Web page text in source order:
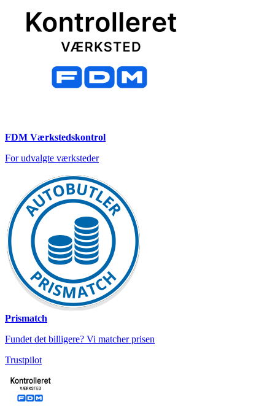
FDM Værkstedskontrol
For udvalgte værksteder
Prismatch
Fundet det billigere? Vi matcher prisen
Trustpilot